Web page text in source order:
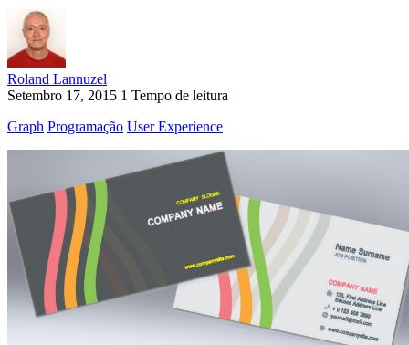
Roland Lannuzel
Setembro 17, 2015 1 Tempo de leitura
Graph Programação User Experience